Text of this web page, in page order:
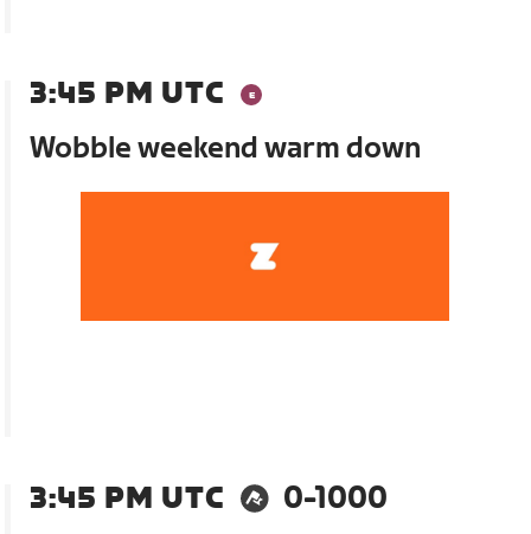
3:45 PM UTC
Wobble weekend warm down
3:45 PM UTC
0-1000